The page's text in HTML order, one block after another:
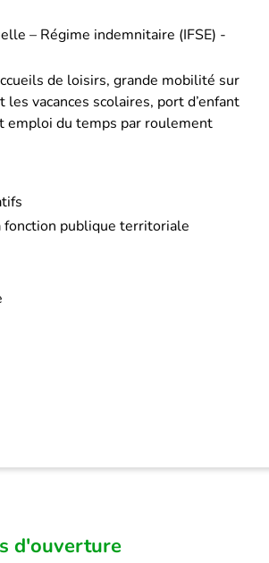
– Régime indemnitaire (IFSE) -
de loisirs, grande mobilité sur
vacances scolaires, port d’enfant
emploi du temps par roulement
fonction publique territoriale
d'ouverture